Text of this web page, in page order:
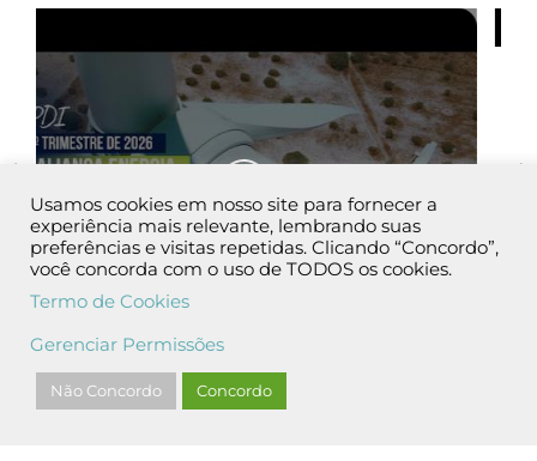
Usamos cookies em nosso site para fornecer a
experiência mais relevante, lembrando suas
preferências e visitas repetidas. Clicando “Concordo”,
você concorda com o uso de TODOS os cookies.
Termo de Cookies
Gerenciar Permissões
Não Concordo Concordo